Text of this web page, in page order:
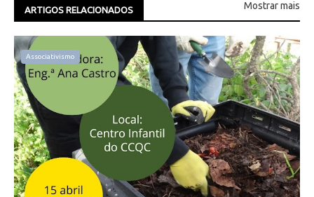
ARTIGOS RELACIONADOS Mostrar mais
Associativismo